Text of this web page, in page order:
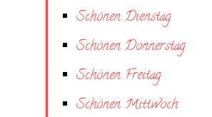
Schönen Dienstag
Schönen Donnerstag
Schönen Freitag
Schönen Mittwoch